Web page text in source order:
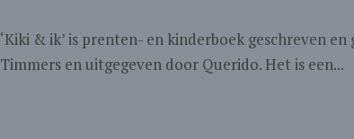
‘Kiki & ik’ is prenten- en kinderboek geschreven
Timmers en uitgegeven door Querido. Het is een...